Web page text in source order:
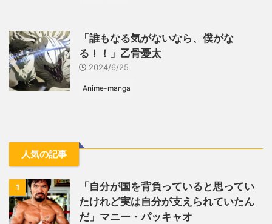
「誰もなる気がないなら、僕がな
る！！」乙骨憂太
2024/6/25
Anime-manga
人気の記事
1
「自分が国を背負っていると思ってい
たけれど実は自分が支えられていたん
だ」マニー・パッキャオ